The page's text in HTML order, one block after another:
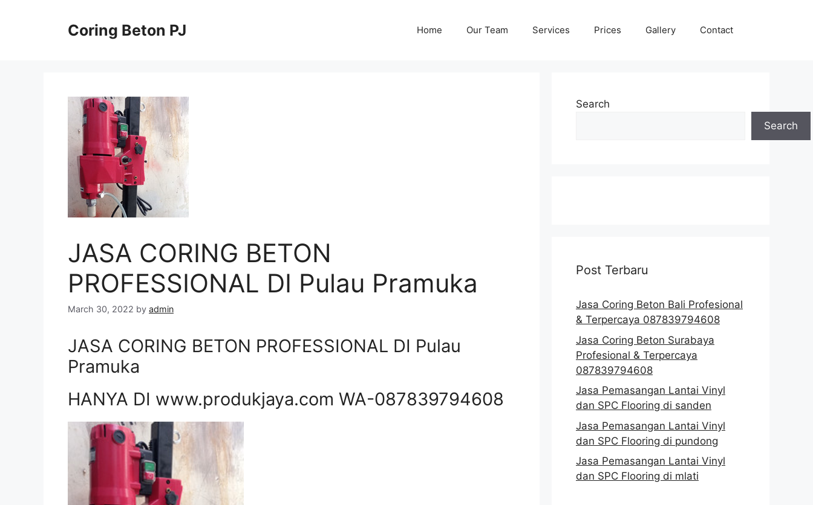
Coring Beton PJ Home Our Team Services Prices Gallery Contact
JASA CORING BETON
PROFESSIONAL DI Pulau Pramuka
March 30, 2022 by admin
JASA CORING BETON PROFESSIONAL DI Pulau
Pramuka
HANYA DI www.produkjaya.com WA-087839794608
Search
Search
Post Terbaru
Jasa Coring Beton Bali Profesional
& Terpercaya 087839794608
Jasa Coring Beton Surabaya
Profesional & Terpercaya
087839794608
Jasa Pemasangan Lantai Vinyl
dan SPC Flooring di sanden
Jasa Pemasangan Lantai Vinyl
dan SPC Flooring di pundong
Jasa Pemasangan Lantai Vinyl
dan SPC Flooring di mlati